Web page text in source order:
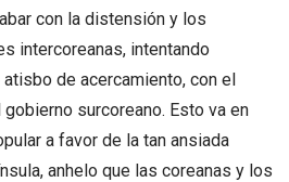
con la distensión y los
intercoreanas, intentando
de acercamiento, con el
surcoreano. Esto va en
a favor de la tan ansiada
anhelo que las coreanas y los